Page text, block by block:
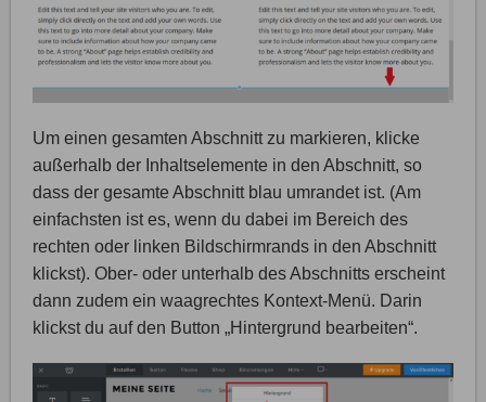
Um einen gesamten Abschnitt zu markieren, klicke
außerhalb der Inhaltselemente in den Abschnitt, so
dass der gesamte Abschnitt blau umrandet ist. (Am
einfachsten ist es, wenn du dabei im Bereich des
rechten oder linken Bildschirmrands in den Abschnitt
klickst). Ober- oder unterhalb des Abschnitts erscheint
dann zudem ein waagrechtes Kontext-Menü. Darin
klickst du auf den Button „Hintergrund bearbeiten“.